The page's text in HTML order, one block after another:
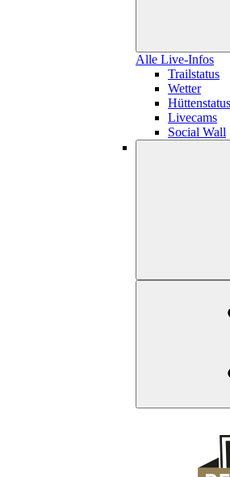
Alle Live-Infos
Trailstatus
Wetter
Hüttenstatus
Livecams
Social Wall